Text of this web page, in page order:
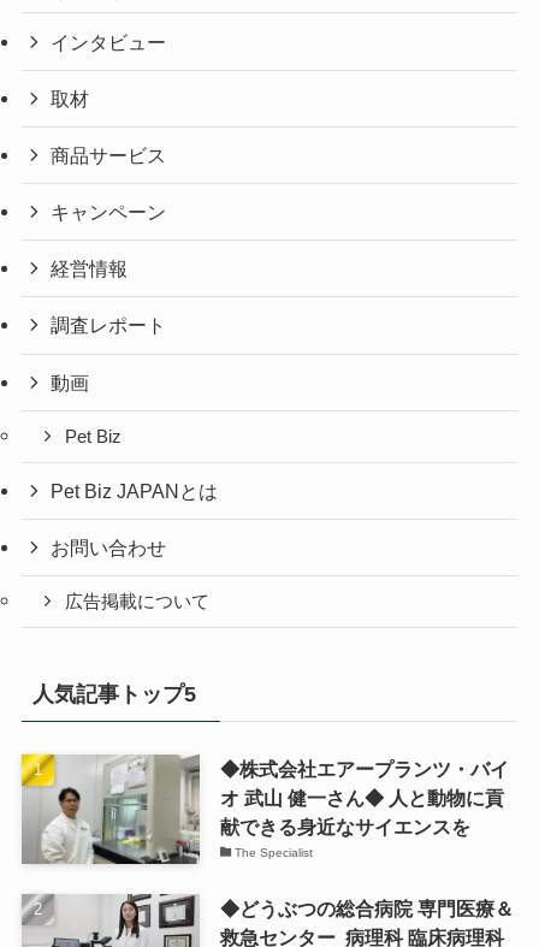
インタビュー
取材
商品サービス
キャンペーン
経営情報
調査レポート
動画
Pet Biz
Pet Biz JAPANとは
お問い合わせ
広告掲載について
人気記事トップ5
◆株式会社エアープランツ・バイ
オ 武山 健一さん◆ 人と動物に貢
献できる身近なサイエンスを
The Specialist
◆どうぶつの総合病院 専門医療＆
救急センター 病理科 臨床病理科